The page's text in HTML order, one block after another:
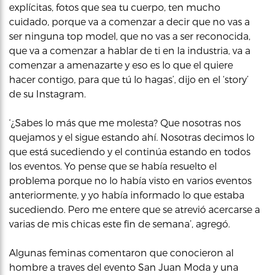
explícitas, fotos que sea tu cuerpo, ten mucho
cuidado, porque va a comenzar a decir que no vas a
ser ninguna top model, que no vas a ser reconocida,
que va a comenzar a hablar de ti en la industria, va a
comenzar a amenazarte y eso es lo que el quiere
hacer contigo, para que tú lo hagas’, dijo en el ‘story’
de su Instagram.
‘¿Sabes lo más que me molesta? Que nosotras nos
quejamos y el sigue estando ahí. Nosotras decimos lo
que está sucediendo y el continúa estando en todos
los eventos. Yo pense que se había resuelto el
problema porque no lo había visto en varios eventos
anteriormente, y yo había informado lo que estaba
sucediendo. Pero me entere que se atrevió acercarse a
varias de mis chicas este fin de semana’, agregó.
Algunas feminas comentaron que conocieron al
hombre a traves del evento San Juan Moda y una